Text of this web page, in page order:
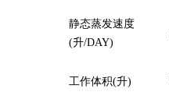
静态蒸发速度
(升/DAY)
工作体积(升)